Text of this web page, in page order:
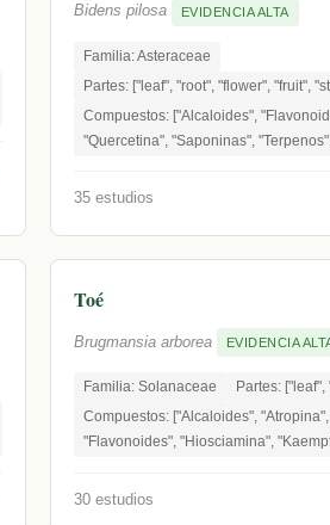
Bidens pilosa EVIDENCIA ALTA
Familia: Asteraceae
Partes: ["leaf", "root", "flower", "fruit",
Compuestos: ["Alcaloides",
"Quercetina", "Saponinas",
35 estudios
Toé
Brugmansia arborea EVIDENCIA
Familia: Solanaceae
Partes:
Compuestos: ["Alcaloides",
"Flavonoides", "Hiosciamina",
30 estudios